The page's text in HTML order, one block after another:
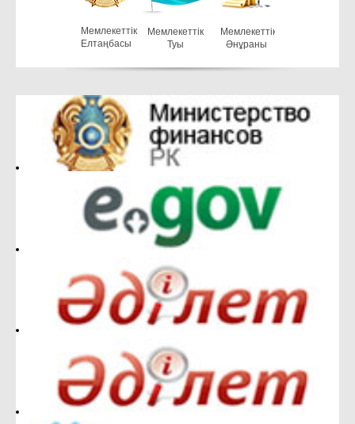
Мемлекеттiк
Елтаңбасы
Мемлекеттiк
Туы
Мемлекеттiк
Әнұраны